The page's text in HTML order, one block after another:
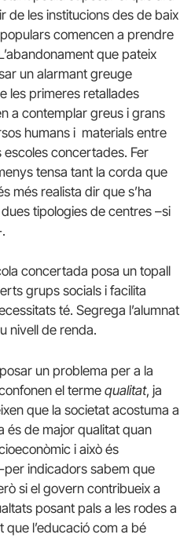
de les institucions des de baix
comencen a prendre
que pateix
un alarmant greuge
les primeres retallades
a contemplar greus i grans
humans i materials entre
escoles concertades. Fer
tensa tant la corda que
més realista dir que s’ha
tipologies de centres –si
concertada posa un topall
grups socials i facilita
té. Segrega l’alumnat
nivell de renda.
un problema per a la
el termequalitat, ja
que la societat acostuma a
és de major qualitat quan
i això és
indicadors sabem que
si el govern contribueix a
posant pals a les rodes a
l’educació com a bé